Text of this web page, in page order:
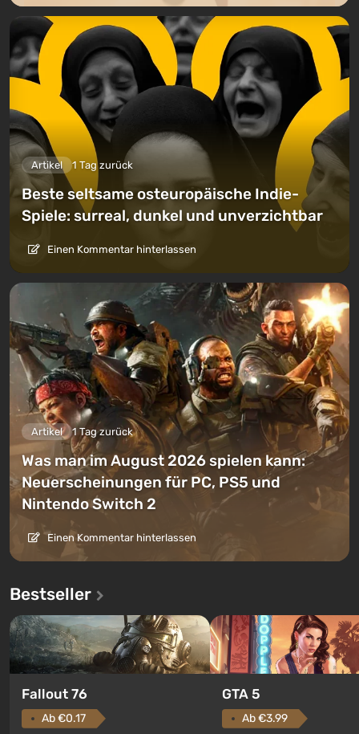
Artikel 1 Tag zurück
Beste seltsame osteuropäische Indie-
Spiele: surreal, dunkel und unverzichtbar
Einen Kommentar hinterlassen
Artikel 1 Tag zurück
Was man im August 2026 spielen kann:
Neuerscheinungen für PC, PS5 und
Nintendo Switch 2
Einen Kommentar hinterlassen
Bestseller
Fallout 76
Ab €0.17
GTA 5
Ab €3.99